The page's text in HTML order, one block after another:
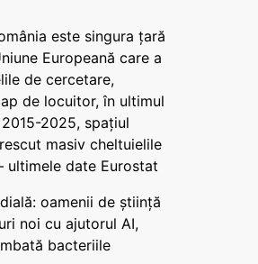
este singura țară
Europeană care a
de cercetare,
de locuitor, în ultimul
2025, spațiul
masiv cheltuielile
ultimele date Eurostat
oamenii de știință
noi cu ajutorul AI,
bacteriile